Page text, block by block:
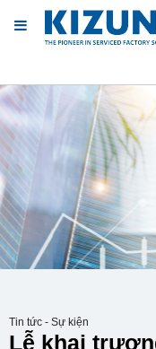
Tin tức - Sự kiện
Lễ khai